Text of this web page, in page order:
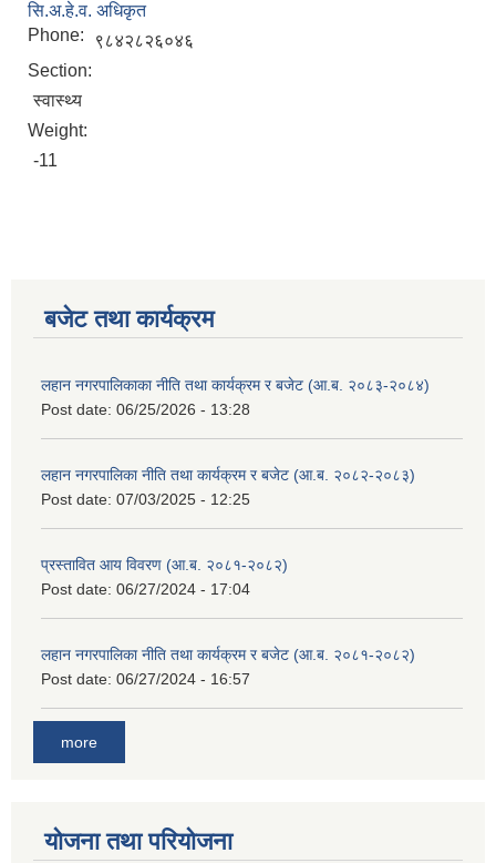
सि.अ.हे.व. अधिकृत
Phone:
९८४२८२६०४६
Section:
स्वास्थ्य
Weight:
-11
बजेट तथा कार्यक्रम
लहान नगरपालिकाका नीति तथा कार्यक्रम र बजेट (आ.ब. २०८३-२०८४)
Post date: 06/25/2026 - 13:28
लहान नगरपालिका नीति तथा कार्यक्रम र बजेट (आ.ब. २०८२-२०८३)
Post date: 07/03/2025 - 12:25
प्रस्तावित आय विवरण (आ.ब. २०८१-२०८२)
Post date: 06/27/2024 - 17:04
लहान नगरपालिका नीति तथा कार्यक्रम र बजेट (आ.ब. २०८१-२०८२)
Post date: 06/27/2024 - 16:57
more
योजना तथा परियोजना